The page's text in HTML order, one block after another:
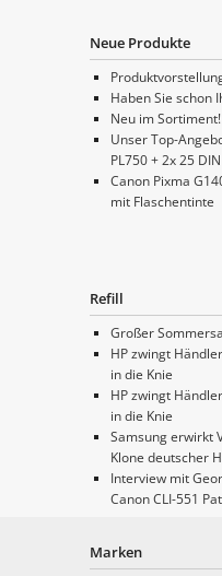
Neue Produkte
Haben Sie schon
Neu im Sortiment!
Unser Top-
PL750 + 2x 25
Canon Pixma
mit Flaschentinte
Refill
Großer
HP zwingt
in die Knie
HP zwingt
in die Knie
Samsung erwirkt
Klone deutscher
Interview mit
Canon CLI-551
Marken